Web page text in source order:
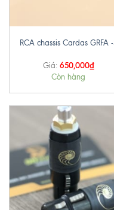
RCA chassis Cardas GRFA -
Giá: 650,000₫
Còn hàng